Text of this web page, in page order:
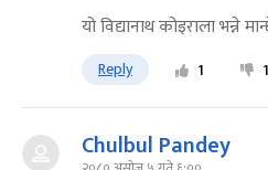
यो विद्यानाथ कोइराला भन्ने
Reply 1 1
Chulbul Pandey